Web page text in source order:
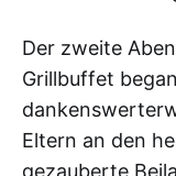
Der zweite
Grillbuffet
Eltern an den
gezauberte